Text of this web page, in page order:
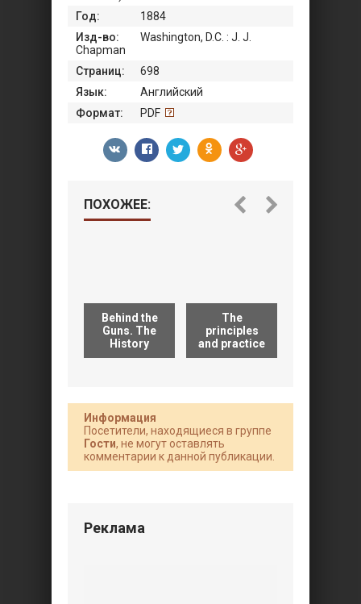
Год:
1884
Изд-во:
Washington, D.C. : J. J.
Chapman
Страниц:
698
Язык:
Английский
Формат:
PDF
ПОХОЖЕЕ:
Behind the
Guns. The
History
The
principles
and practice
Информация
Посетители, находящиеся в группе
Гости, не могут оставлять
комментарии к данной публикации.
Реклама